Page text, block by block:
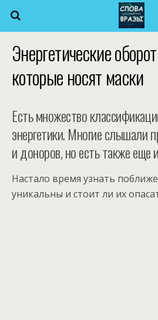
Энергетические
которые носят маски
Есть множество
энергетики. Многие слышали
и доноров, но есть также
Настало время узнать
уникальны и стоит ли их